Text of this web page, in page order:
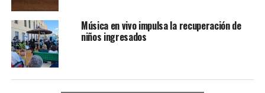
Música en vivo impulsa la recuperación de
niños ingresados